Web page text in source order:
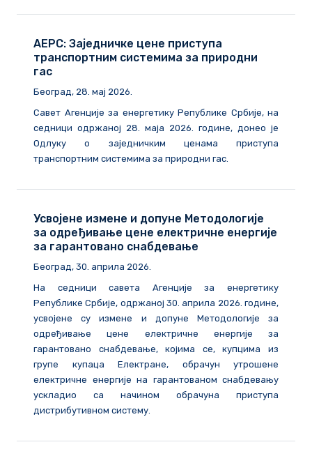
АЕРС: Заједничке цене приступа
транспортним системима за природни
гас
Београд, 28. мај 2026.
Савет Агенције за енергетику Републике Србије, на
седници одржаној 28. маја 2026. године, донео је
Одлуку о заједничким ценама приступа
транспортним системима за природни гас.
Усвојене измене и допуне Методологије
за одређивање цене електричне енергије
за гарантовано снабдевање
Београд, 30. априла 2026.
На седници савета Агенције за енергетику
Републике Србије, одржаној 30. априла 2026. године,
усвојене су измене и допуне Методологије за
одређивање цене електричне енергије за
гарантовано снабдевање, којима се, купцима из
групе купаца Електране, обрачун утрошене
електричне енергије на гарантованом снабдевању
ускладио са начином обрачуна приступа
дистрибутивном систему.